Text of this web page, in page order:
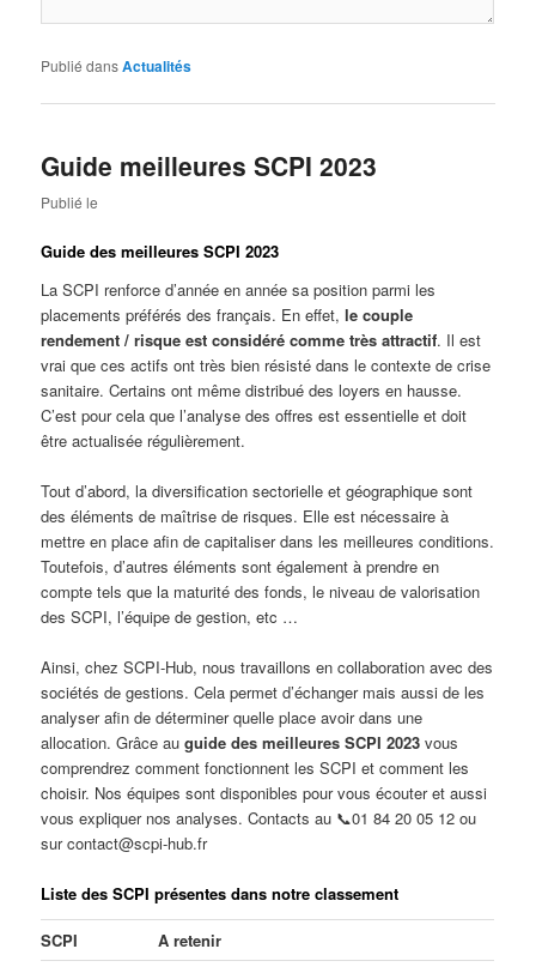
Publié dansActualités
Guide meilleures SCPI 2023
Publié le
Guide des meilleures SCPI 2023
La SCPI renforce d’année en année sa position parmi les
placements préférés des français. En effet,le couple
rendement / risque est considéré comme très attractif. Il est
vrai que ces actifs ont très bien résisté dans le contexte de crise
sanitaire. Certains ont même distribué des loyers en hausse.
C’est pour cela que l’analyse des offres est essentielle et doit
être actualisée régulièrement.
Tout d’abord, la diversification sectorielle et géographique sont
des éléments de maîtrise de risques. Elle est nécessaire à
mettre en place afin de capitaliser dans les meilleures conditions.
Toutefois, d’autres éléments sont également à prendre en
compte tels que la maturité des fonds, le niveau de valorisation
des SCPI, l’équipe de gestion, etc …
Ainsi, chez SCPI-Hub, nous travaillons en collaboration avec des
sociétés de gestions. Cela permet d’échanger mais aussi de les
analyser afin de déterminer quelle place avoir dans une
allocation. Grâce au guide des meilleures SCPI 2023 vous
comprendrez comment fonctionnent les SCPI et comment les
choisir. Nos équipes sont disponibles pour vous écouter et aussi
vous expliquer nos analyses. Contacts au 📞01 84 20 05 12 ou
sur contact@scpi-hub.fr
Liste des SCPI présentes dans notre classement
SCPI
A retenir